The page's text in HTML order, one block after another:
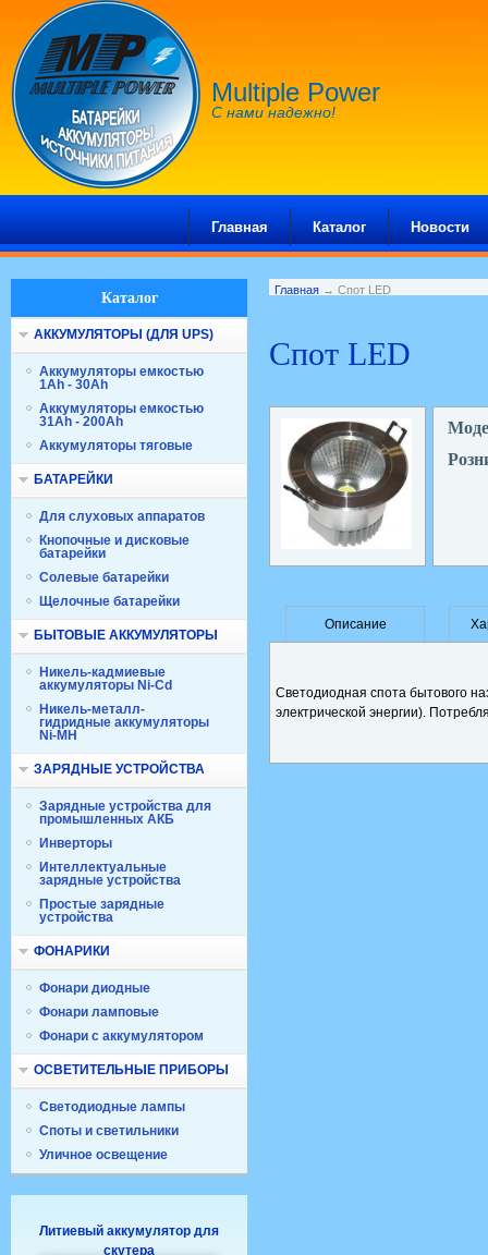
Multiple Power
С нами надежно!
Главная Каталог Новости
Каталог
АККУМУЛЯТОРЫ (ДЛЯ UPS)
Аккумуляторы емкостью
1Ah - 30Ah
Аккумуляторы емкостью
31Ah - 200Ah
Аккумуляторы тяговые
БАТАРЕЙКИ
Для слуховых аппаратов
Кнопочные и дисковые
батарейки
Солевые батарейки
Щелочные батарейки
БЫТОВЫЕ АККУМУЛЯТОРЫ
Никель-кадмиевые
аккумуляторы Ni-Cd
Никель-металл-
гидридные аккумуляторы
Ni-MH
ЗАРЯДНЫЕ УСТРОЙСТВА
Зарядные устройства для
промышленных АКБ
Инверторы
Интеллектуальные
зарядные устройства
Простые зарядные
устройства
ФОНАРИКИ
Фонари диодные
Фонари ламповые
Фонари с аккумулятором
ОСВЕТИТЕЛЬНЫЕ ПРИБОРЫ
Светодиодные лампы
Споты и светильники
Уличное освещение
Литиевый аккумулятор для
скутера
Главная → Спот LED
Спот LED
Описание
Светодиодная спота бытового
электрической энергии).